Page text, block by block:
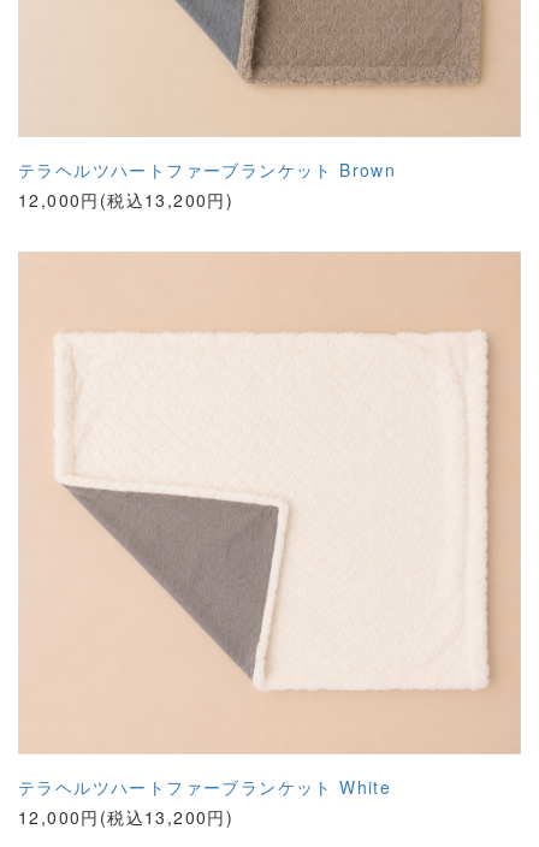
テラヘルツハートファーブランケット Brown
12,000円(税込13,200円)
テラヘルツハートファーブランケット White
12,000円(税込13,200円)